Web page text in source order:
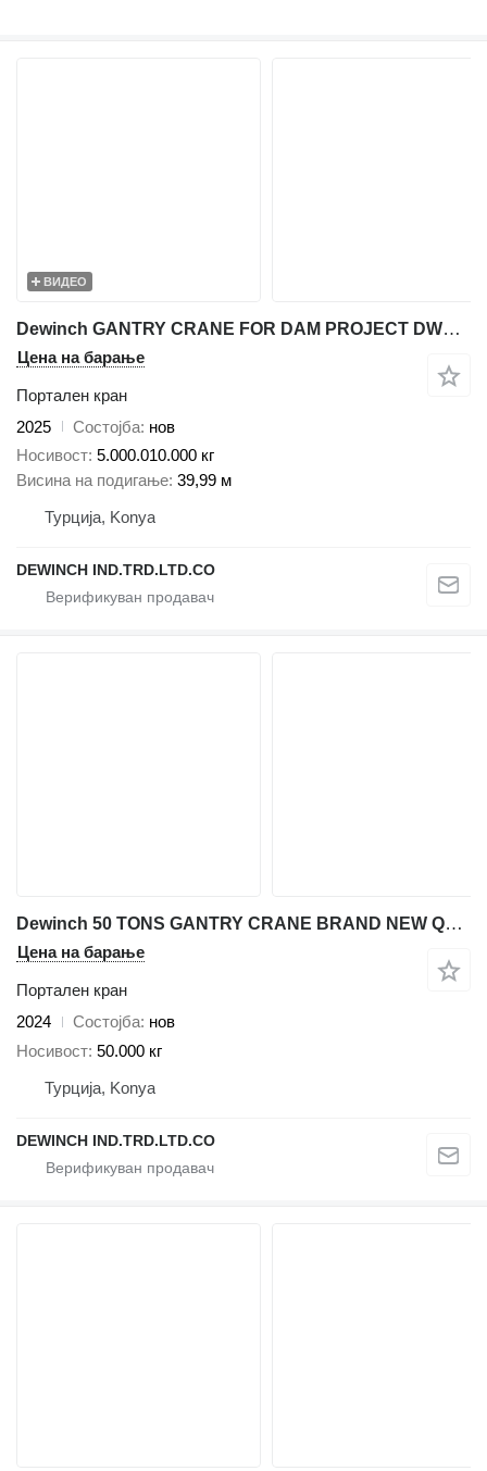
ВИДЕО
Dewinch GANTRY CRANE FOR DAM PROJECT DWC-80
Цена на барање
Портален кран
2025
Состојба нов
Носивост 5.000.010.000 кг
Висина на подигање 39,99 м
Турција, Konya
DEWINCH IND.TRD.LTD.CO
Dewinch 50 TONS GANTRY CRANE BRAND NEW QUALITY DOUBLE BEAM GANTRY CRANE
Цена на барање
Портален кран
2024
Состојба нов
Носивост 50.000 кг
Турција, Konya
DEWINCH IND.TRD.LTD.CO